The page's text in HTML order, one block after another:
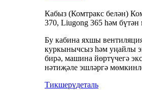
Кабыз (Комтракс белән)
370, Liugong 365 һәм бүтән
Бу кабина яхшы
куркынычсыз һәм уңайлы
бирә, машина йөртүчегә
нәтиҗәле эшләргә
Тикшерүдеталь